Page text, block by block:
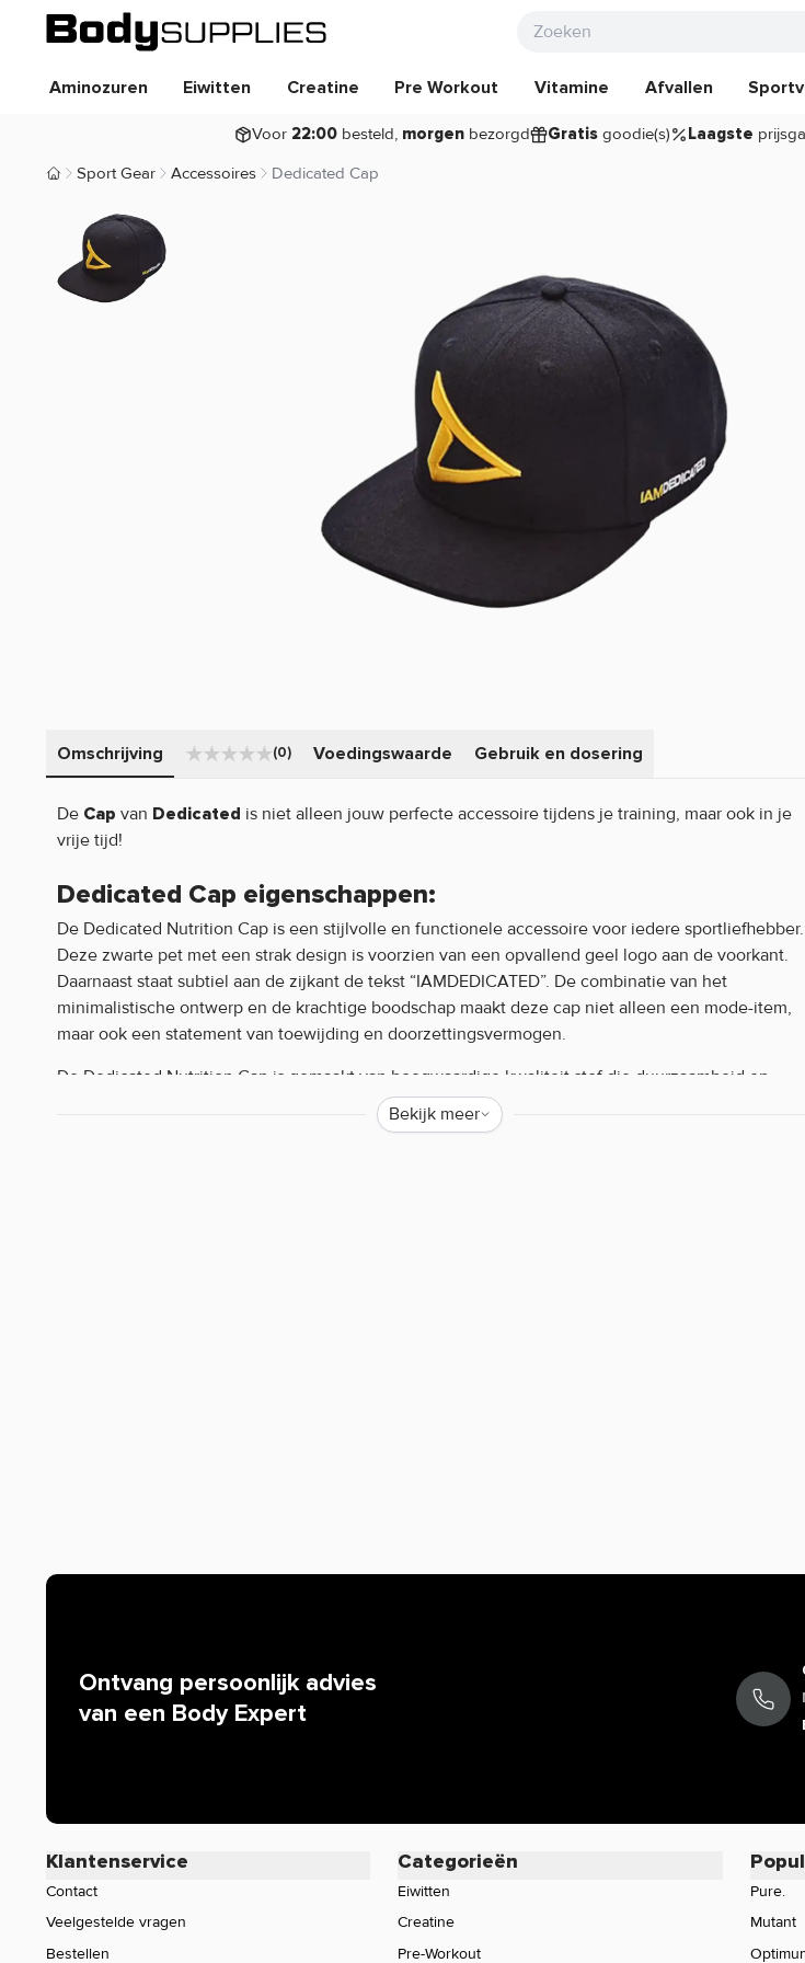
Aminozuren Eiwitten Creatine Pre Workout Vitamine Afvallen
Voor 22:00besteld, morgenbezorgd Gratisgoodie(s) Laagste
Body Supplies | Sportvoeding en Supplementen
Sport Gear Accessoires Dedicated Cap
Omschrijving (0) Voedingswaarde Gebruik en dosering
De Cap van Dedicated is niet alleen jouw perfecte accessoire tijdens je training, maar ook in je
vrije tijd!
Dedicated Cap eigenschappen:
De Dedicated Nutrition Cap is een stijlvolle en functionele accessoire voor iedere sportliefhebber.
Deze zwarte pet met een strak design is voorzien van een opvallend geel logo aan de voorkant.
Daarnaast staat subtiel aan de zijkant de tekst “IAMDEDICATED”. De combinatie van het
minimalistische ontwerp en de krachtige boodschap maakt deze cap niet alleen een mode-item,
maar ook een statement van toewijding en doorzettingsvermogen.
De Dedicated Nutrition Cap is gemaakt van hoogwaardige kwaliteit stof die duurzaamheid en
comfort garandeert. De klassieke zwarte kleur wordt versterkt door een opvallend geel logo, wat
zorgt voor een strak en minimalistisch design. Dankzij de verstelbare sluiting biedt de pet een
Body Supplies biedt een breed assortiment Lifestyle-producten van verschillende merken aan.
Bekijk meer
Ontvang persoonlijk advies
van een Body Expert
Klantenservice
Contact
Veelgestelde vragen
Bestellen
Categorieën
Eiwitten
Creatine
Pre-Workout
Pure.
Mutant